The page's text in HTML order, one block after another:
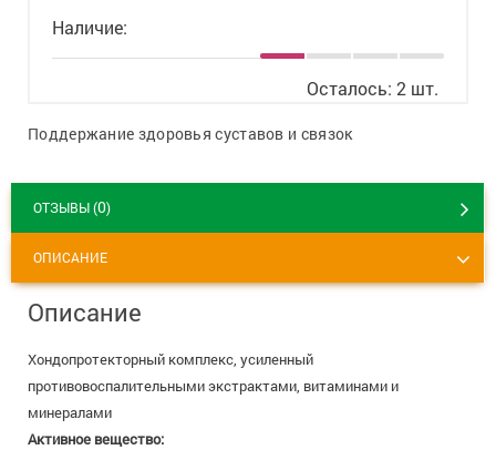
Скидки и акции
Наличие:
Осталось: 2 шт.
Поддержание здоровья суставов и связок
ОТЗЫВЫ (0)
ОПИСАНИЕ
Описание
Хондопротекторный комплекс, усиленный
противовоспалительными экстрактами, витаминами и
минералами
Активное вещество: